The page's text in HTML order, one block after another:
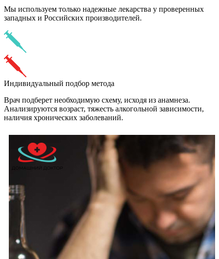
Мы используем только надежные лекарства у проверенных
западных и Российских производителей.
Индивидуальный подбор метода
Врач подберет необходимую схему, исходя из анамнеза.
Анализируются возраст, тяжесть алкогольной зависимости,
наличия хронических заболеваний.